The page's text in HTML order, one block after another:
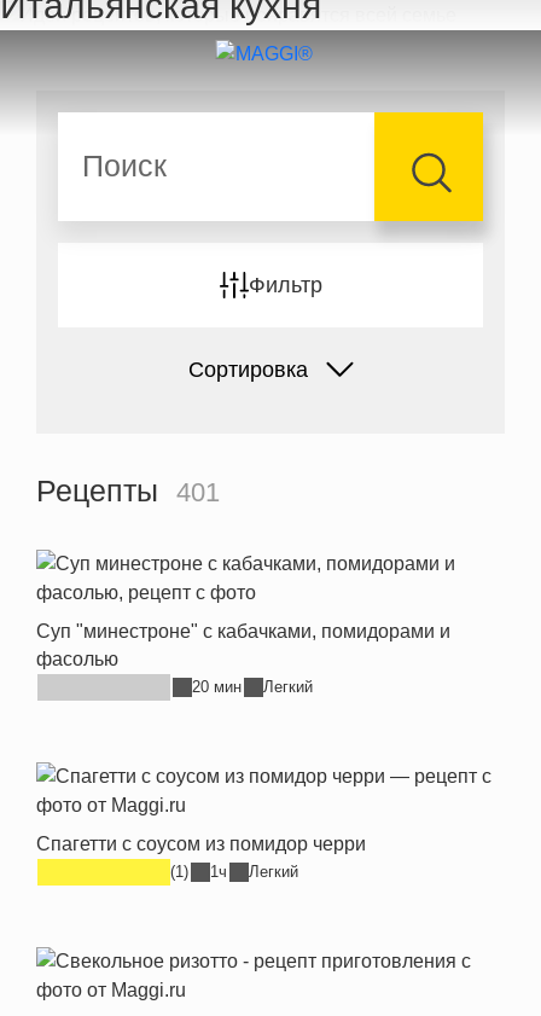
Перейти к основному содержанию
Фильтр
Сортировка
Рецепты 401
Суп "минестроне" с кабачками, помидорами и
фасолью
20 мин Легкий
Спагетти с соусом из помидор черри
(1) 1ч Легкий